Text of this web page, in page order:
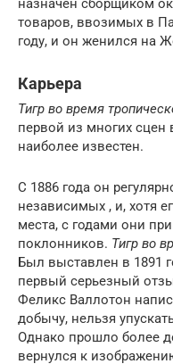
назначен сборщиком
товаров, ввозимых в
году, и он женился на
Карьера
Тигр во время
первой из многих сцен
наиболее известен.
С 1886 года он
независимых , и, хотя
места, с годами они
поклонников. Тигр во
Был выставлен в 1891
первый серьезный
Феликс Валлотон
добычу, нельзя
Однако прошло более
вернулся к